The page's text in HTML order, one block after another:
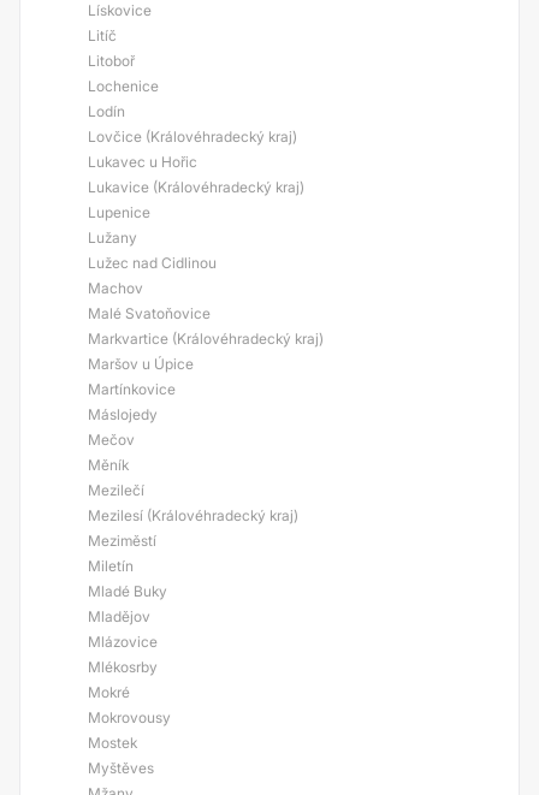
Lískovice
Litíč
Litoboř
Lochenice
Lodín
Lovčice (Královéhradecký kraj)
Lukavec u Hořic
Lukavice (Královéhradecký kraj)
Lupenice
Lužany
Lužec nad Cidlinou
Machov
Malé Svatoňovice
Markvartice (Královéhradecký kraj)
Maršov u Úpice
Martínkovice
Máslojedy
Mečov
Měník
Mezilečí
Mezilesí (Královéhradecký kraj)
Meziměstí
Miletín
Mladé Buky
Mladějov
Mlázovice
Mlékosrby
Mokré
Mokrovousy
Mostek
Myštěves